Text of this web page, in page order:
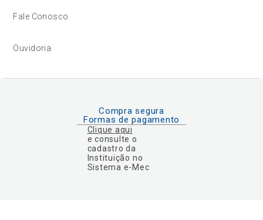
Fale Conosco
Ouvidoria
Compra segura
Formas de pagamento
Clique aqui
e consulte o
cadastro da
Instituição no
Sistema e-Mec